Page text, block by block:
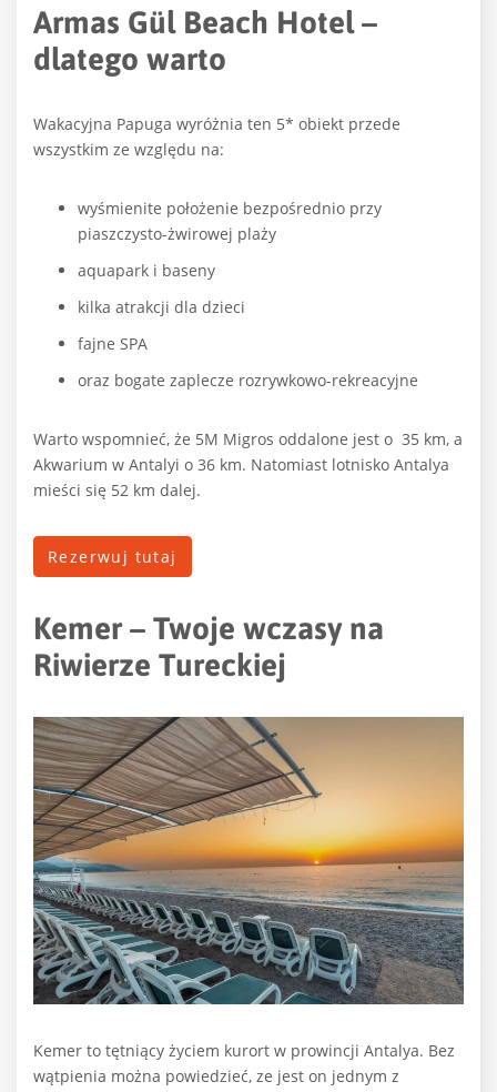
Armas Gül Beach Hotel –
dlatego warto
Wakacyjna Papuga wyróżnia ten 5* obiekt przede
wszystkim ze względu na:
wyśmienite położenie bezpośrednio przy
piaszczysto-żwirowej plaży
aquapark i baseny
kilka atrakcji dla dzieci
fajne SPA
oraz bogate zaplecze rozrywkowo-rekreacyjne
Warto wspomnieć, że 5M Migros oddalone jest o 35 km, a
Akwarium w Antalyi o 36 km. Natomiast lotnisko Antalya
mieści się 52 km dalej.
Rezerwuj tutaj
Kemer – Twoje wczasy na
Riwierze Tureckiej
Kemer to tętniący życiem kurort w prowincji Antalya. Bez
wątpienia można powiedzieć, ze jest on jednym z